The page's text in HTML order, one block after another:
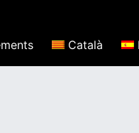
Català